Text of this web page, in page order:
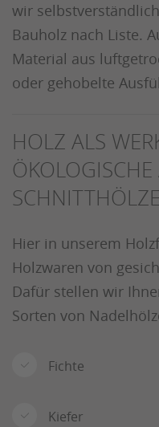
wir
Bauholz nach Liste.
Material aus
oder gehobelte
HOLZ ALS
ÖKOLOGISCHE
Hier in unserem
Holzwaren von
Dafür stellen wir
Sorten von
Fichte
Kiefer